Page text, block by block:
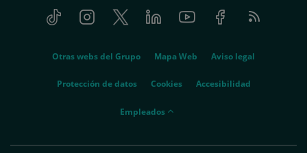
Tiktok InstagramTwitter LinkedinYoutube FacebookFeed
RSS
Otras webs del Grupo Mapa Web Aviso legal
Protección de datos Cookies Accesibilidad
empleados
Empleados